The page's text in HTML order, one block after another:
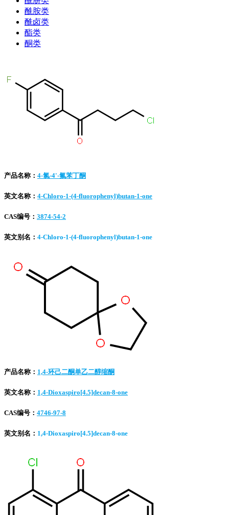
酰胺类
酰卤类
酯类
酮类
产品名称： 4-氯-4'-氟苯丁酮
英文名称： 4-Chloro-1-(4-fluorophenyl)butan-1-one
CAS编号： 3874-54-2
英文别名： 4-Chloro-1-(4-fluorophenyl)butan-1-one
产品名称： 1,4-环己二酮单乙二醇缩酮
英文名称： 1,4-Dioxaspiro[4.5]decan-8-one
CAS编号： 4746-97-8
英文别名： 1,4-Dioxaspiro[4.5]decan-8-one